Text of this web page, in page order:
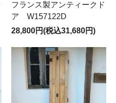
フランス製アンティークド
ア W157122D
28,800円(税込31,680円)